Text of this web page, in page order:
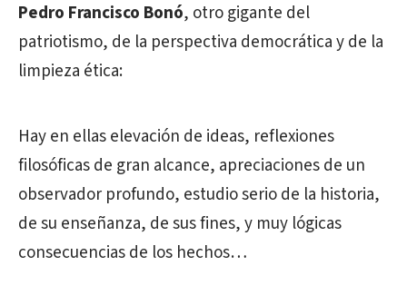
Pedro Francisco Bonó, otro gigante del
patriotismo, de la perspectiva democrática y de la
limpieza ética:
Hay en ellas elevación de ideas, reflexiones
filosóficas de gran alcance, apreciaciones de un
observador profundo, estudio serio de la historia,
de su enseñanza, de sus fines, y muy lógicas
consecuencias de los hechos…